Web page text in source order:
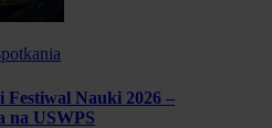
Festiwal Nauki 2026 –
na USWPS